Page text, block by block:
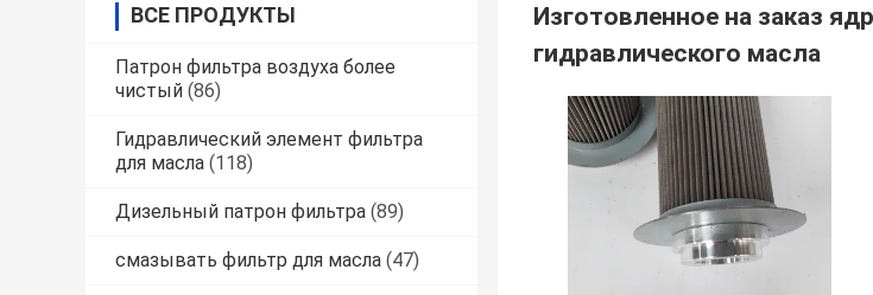
ВСЕ ПРОДУКТЫ
Патрон фильтра воздуха более
чистый (86)
Гидравлический элемент фильтра
для масла (118)
Дизельный патрон фильтра (89)
смазывать фильтр для масла (47)
Изготовленное на заказ
гидравлического масла